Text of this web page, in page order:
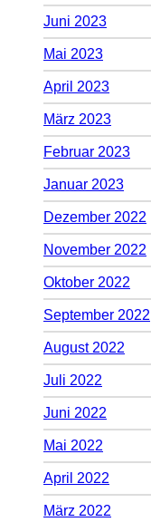
Juni 2023
Mai 2023
April 2023
März 2023
Februar 2023
Januar 2023
Dezember 2022
November 2022
Oktober 2022
September 2022
August 2022
Juli 2022
Juni 2022
Mai 2022
April 2022
März 2022